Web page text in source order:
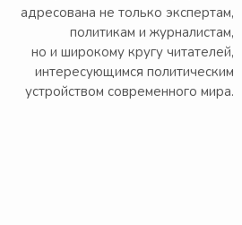
адресована не только экспертам,
политикам и журналистам,
но и широкому кругу читателей,
интересующимся политическим
устройством современного мира.